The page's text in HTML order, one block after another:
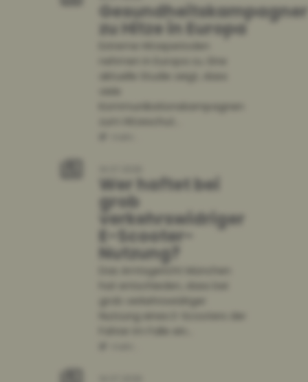
Ferien
Die Sommerferien bieten Jugendlichen
Badesee zu entsp...
zu Hitze in Europa
Wer haftet bei
grob
verkehrswidriger
E-Scooter-
Nutzung?